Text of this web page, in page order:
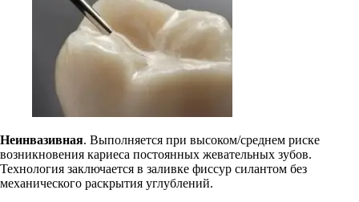
Неинвазивная. Выполняется при высоком/среднем риске
возникновения кариеса постоянных жевательных зубов.
Технология заключается в заливке фиссур силантом без
механического раскрытия углублений.